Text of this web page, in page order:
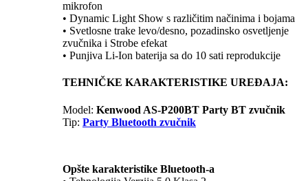
mikrofon
• Dynamic Light Show s različitim načinima i bojama
• Svetlosne trake levo/desno, pozadinsko osvetljenje
zvučnika i Strobe efekat
• Punjiva Li-Ion baterija sa do 10 sati reprodukcije
TEHNIČKE KARAKTERISTIKE UREĐAJA:
Model: Kenwood AS-P200BT Party BT zvučnik
Tip: Party Bluetooth zvučnik
Opšte karakteristike Bluetooth-a